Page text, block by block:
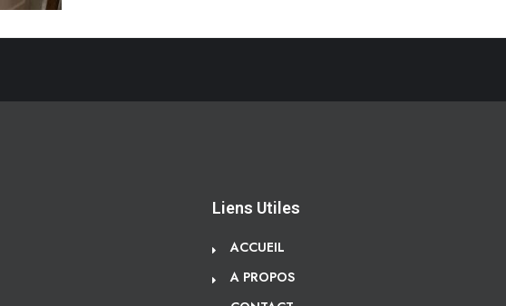
Liens Utiles
ACCUEIL
A PROPOS